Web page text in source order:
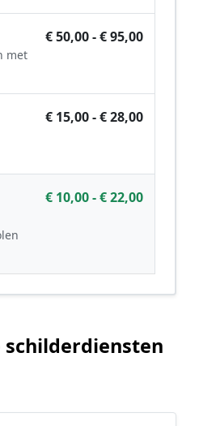
met
€ 50,00 - € 95,00
€ 15,00 - € 28,00
€ 10,00 - € 22,00